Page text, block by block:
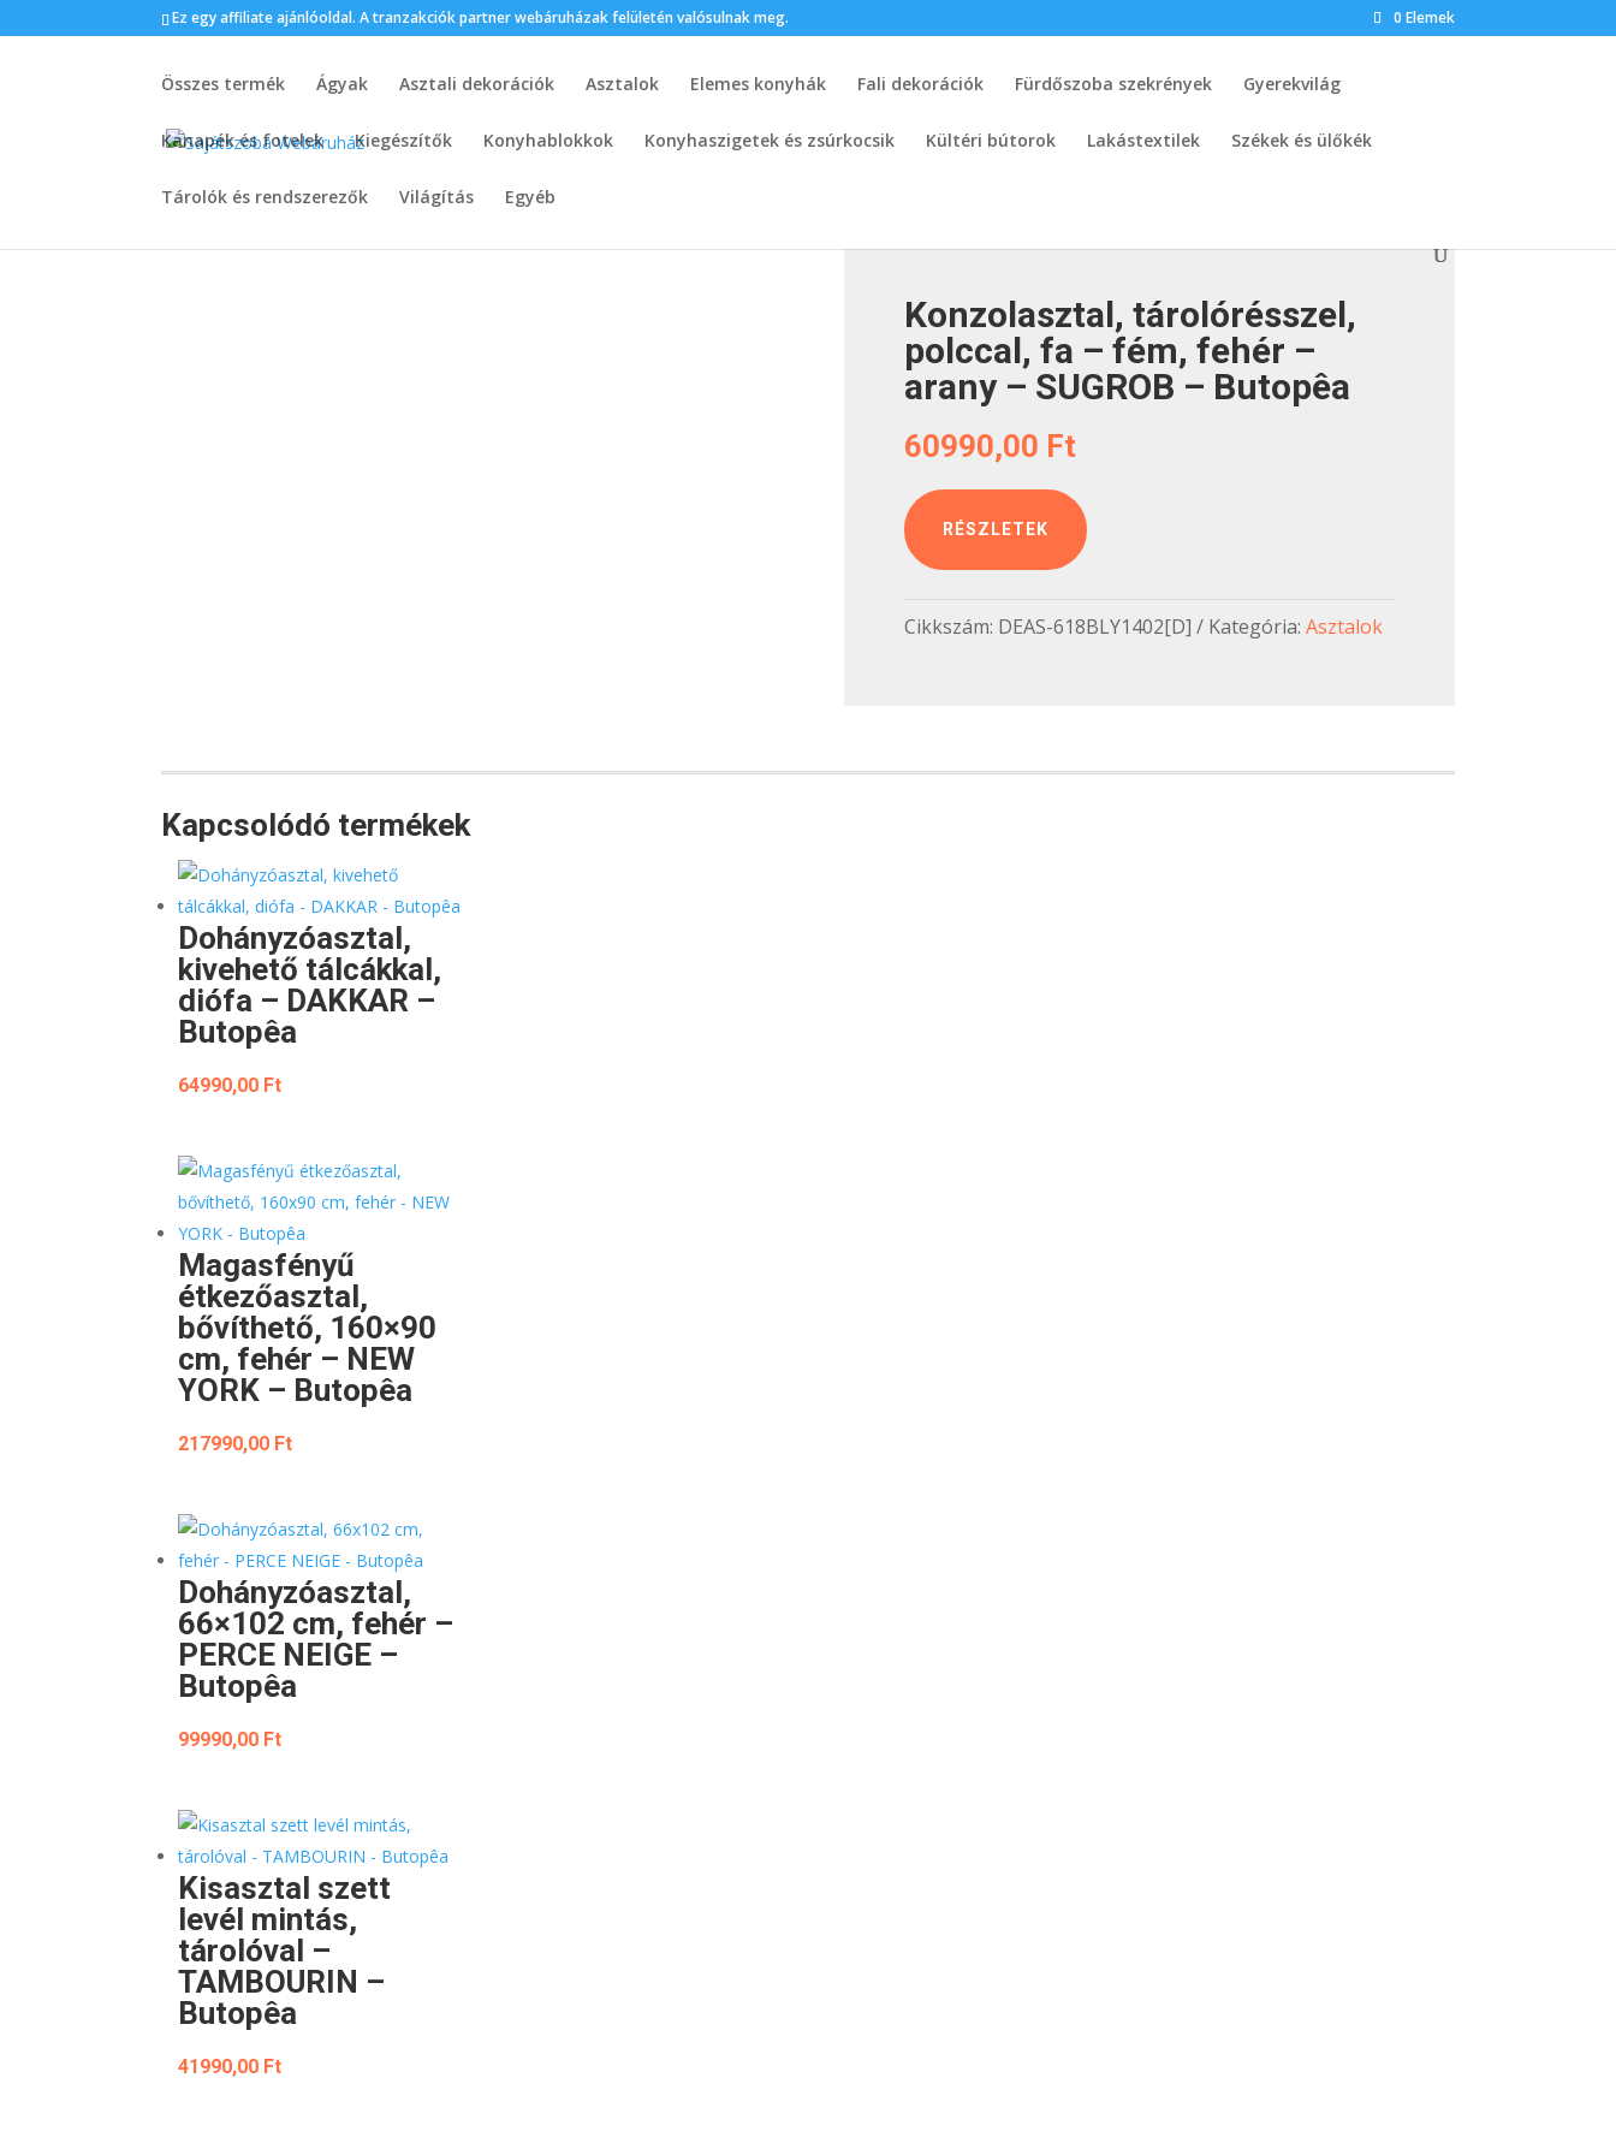
Ez egy affiliate ajánlóoldal. A tranzakciók partner webáruházak felületén valósulnak meg. 0 Elemek
Összes termék Ágyak Asztali dekorációk Asztalok Elemes konyhák Fali dekorációk Fürdőszoba szekrények Gyerekvilág
Kanapék és fotelek Kiegészítők Konyhablokkok Konyhaszigetek és zsúrkocsik Kültéri bútorok Lakástextilek Székek és ülőkék
Tárolók és rendszerezők Világítás Egyéb
Konzolasztal, tárolórésszel,
polccal, fa – fém, fehér –
arany – SUGROB – Butopêa
60990,00 Ft
RÉSZLETEK
Cikkszám: DEAS-618BLY1402[D] Kategória: Asztalok
Kapcsolódó termékek
Dohányzóasztal,
kivehető tálcákkal,
diófa – DAKKAR –
Butopêa
64990,00 Ft
Magasfényű
étkezőasztal,
bővíthető, 160×90
cm, fehér – NEW
YORK – Butopêa
217990,00 Ft
Dohányzóasztal,
66×102 cm, fehér –
PERCE NEIGE –
Butopêa
99990,00 Ft
Kisasztal szett
levél mintás,
tárolóval –
TAMBOURIN –
Butopêa
41990,00 Ft